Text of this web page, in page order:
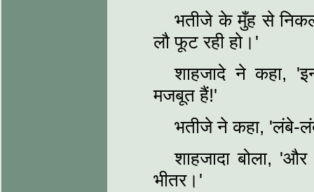
भतीजे के मुँह से
लौ फूट रही हो।'
शाहजादे ने कहा,
मजबूत हैं!'
भतीजे ने कहा, 'लंबे-
शाहजादा बोला,
भीतर।'